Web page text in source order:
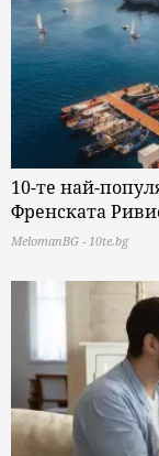
10-те най-
Френската
MelomanBG - 10te.bg